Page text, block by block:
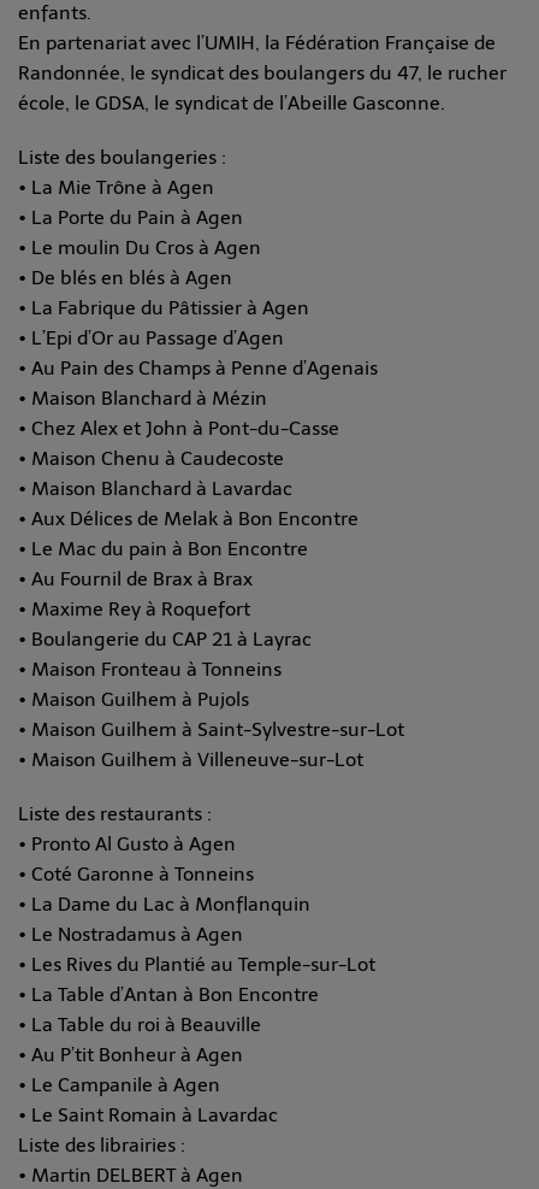
enfants.
En partenariat avec l’UMIH, la Fédération Française de
Randonnée, le syndicat des boulangers du 47, le rucher
école, le GDSA, le syndicat de l’Abeille Gasconne.
Liste des boulangeries :
• La Mie Trône à Agen
• La Porte du Pain à Agen
• Le moulin Du Cros à Agen
• De blés en blés à Agen
• La Fabrique du Pâtissier à Agen
• L’Epi d’Or au Passage d’Agen
• Au Pain des Champs à Penne d’Agenais
• Maison Blanchard à Mézin
• Chez Alex et John à Pont-du-Casse
• Maison Chenu à Caudecoste
• Maison Blanchard à Lavardac
• Aux Délices de Melak à Bon Encontre
• Le Mac du pain à Bon Encontre
• Au Fournil de Brax à Brax
• Maxime Rey à Roquefort
• Boulangerie du CAP 21 à Layrac
• Maison Fronteau à Tonneins
• Maison Guilhem à Pujols
• Maison Guilhem à Saint-Sylvestre-sur-Lot
• Maison Guilhem à Villeneuve-sur-Lot
Liste des restaurants :
• Pronto Al Gusto à Agen
• Coté Garonne à Tonneins
• La Dame du Lac à Monflanquin
• Le Nostradamus à Agen
• Les Rives du Plantié au Temple-sur-Lot
• La Table d’Antan à Bon Encontre
• La Table du roi à Beauville
• Au P’tit Bonheur à Agen
• Le Campanile à Agen
• Le Saint Romain à Lavardac
Liste des librairies :
• Martin DELBERT à Agen